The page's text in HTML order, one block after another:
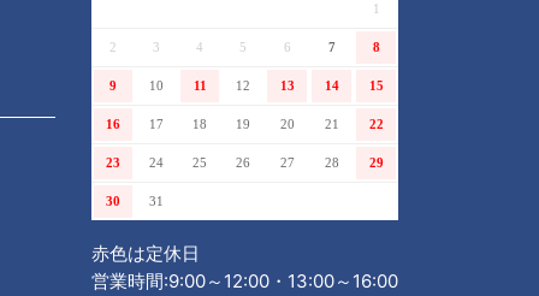
1
2 3 4 5 6 7 8
9 10 11 12 13 14 15
16 17 18 19 20 21 22
23 24 25 26 27 28 29
30 31
赤色は定休日
営業時間:9:00～12:00・13:00～16:00